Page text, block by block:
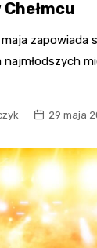
zapowiada
29 maja